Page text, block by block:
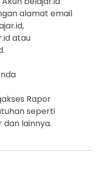
alamat email
atau
Rapor
seperti
dan lainnya.